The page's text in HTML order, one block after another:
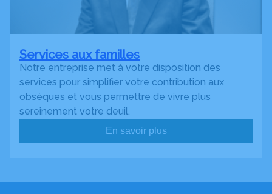
Services aux familles
Notre entreprise met à votre disposition des
services pour simplifier votre contribution aux
obsèques et vous permettre de vivre plus
sereinement votre deuil.
En savoir plus